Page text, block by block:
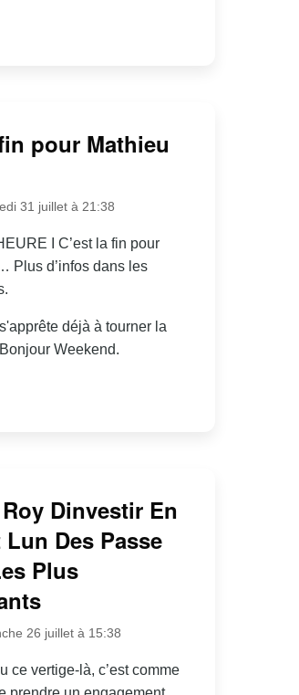
pour Mathieu
31 juillet à 21:38
I C’est la fin pour
Plus d’infos dans les
déjà à tourner la
Weekend.
Dinvestir En
Des Passe
Plus
26 juillet à 15:38
ce vertige-là, c’est comme